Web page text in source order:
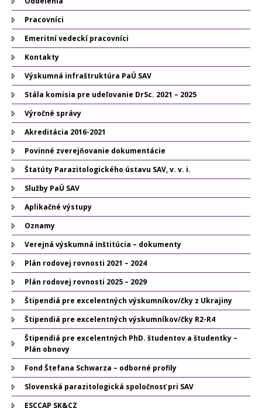
Pracovníci
Emeritní vedeckí pracovníci
Kontakty
Výskumná infraštruktúra PaÚ SAV
Stála komisia pre udeľovanie DrSc. 2021 – 2025
Výročné správy
Akreditácia 2016-2021
Povinné zverejňovanie dokumentácie
Štatúty Parazitologického ústavu SAV, v. v. i.
Služby PaÚ SAV
Aplikačné výstupy
Oznamy
Verejná výskumná inštitúcia – dokumenty
Plán rodovej rovnosti 2021 – 2024
Plán rodovej rovnosti 2025 – 2029
Štipendiá pre excelentných výskumníkov/čky z Ukrajiny
Štipendiá pre excelentných výskumníkov/čky R2-R4
Štipendiá pre excelentných PhD. študentov a študentky –
Plán obnovy
Fond Štefana Schwarza – odborné profily
Slovenská parazitologická spoločnosť pri SAV
ESCCAP SK&CZ